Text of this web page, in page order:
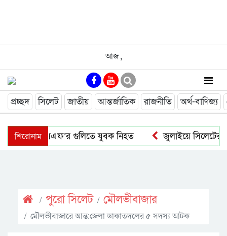
আজ,
প্রচ্ছদ সিলেট জাতীয় আন্তর্জাতিক রাজনীতি অর্থ-বাণিজ্য
শিরোনামবিএসএফ’র গুলিতে যুবক নিহত জুলাইয়ে সিলেটের
পুরাে সিলেট মৌলভীবাজার
মৌলভীবাজারে আন্ত:জেলা ডাকাতদলের ৫ সদস্য আটক